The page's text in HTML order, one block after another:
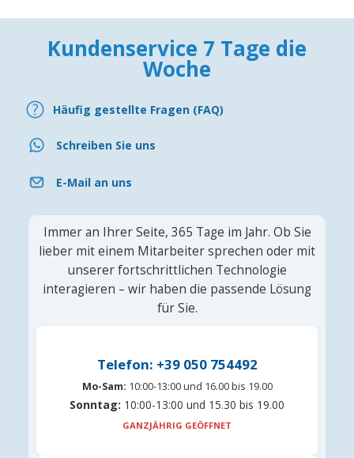
Kundenservice 7 Tage die
Woche
Häufig gestellte Fragen (FAQ)
Schreiben Sie uns
E-Mail an uns
Immer an Ihrer Seite, 365 Tage im Jahr. Ob Sie
lieber mit einem Mitarbeiter sprechen oder mit
unserer fortschrittlichen Technologie
interagieren – wir haben die passende Lösung
für Sie.
Telefon: +39 050 754492
Mo-Sam: 10:00-13:00 und 16.00 bis 19.00
Sonntag: 10:00-13:00 und 15.30 bis 19.00
GANZJÄHRIG GEÖFFNET